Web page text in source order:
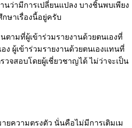
ว่ามีการเปลี่ยนแปลง บางชิ้นพบเพียง
ษาเรื่องนี้อยู่ครับ
ตามที่ผู้เข้าร่วมรายงานด้วยตนเองที่
ผู้เข้าร่วมรายงานด้วยตนเองแทนที่
จสอบโดยผู้เชี่ยวชาญได้ ไม่ว่าจะเป็น
ความตรงตัว นั่นคือไม่มีการเติมเม